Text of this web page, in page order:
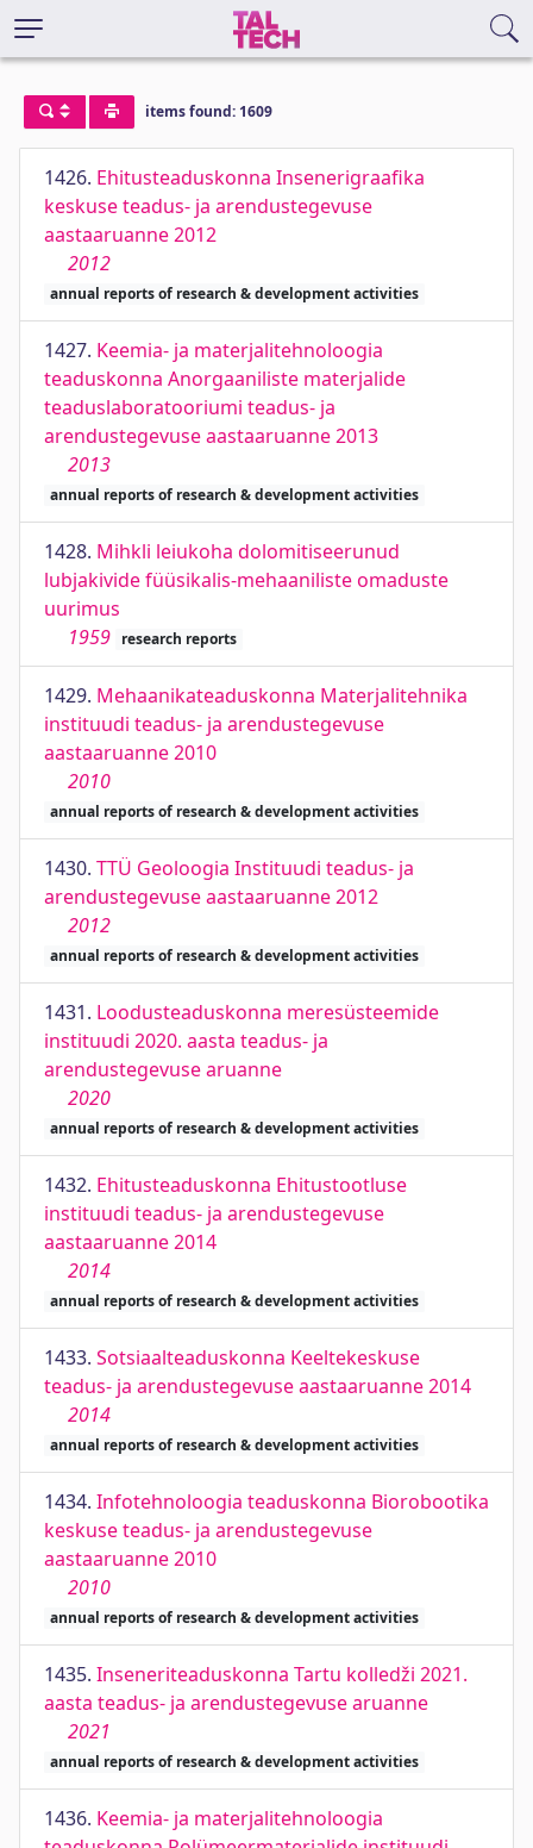
items found: 1609
1426. Ehitusteaduskonna Insenerigraafika
keskuse teadus- ja arendustegevuse
aastaaruanne 2012
2012
annual reports of research & development activities
1427. Keemia- ja materjalitehnoloogia
teaduskonna Anorgaaniliste materjalide
teaduslaboratooriumi teadus- ja
arendustegevuse aastaaruanne 2013
2013
annual reports of research & development activities
1428. Mihkli leiukoha dolomitiseerunud
lubjakivide füüsikalis-mehaaniliste omaduste
uurimus
1959 research reports
1429. Mehaanikateaduskonna Materjalitehnika
instituudi teadus- ja arendustegevuse
aastaaruanne 2010
2010
annual reports of research & development activities
1430. TTÜ Geoloogia Instituudi teadus- ja
arendustegevuse aastaaruanne 2012
2012
annual reports of research & development activities
1431. Loodusteaduskonna meresüsteemide
instituudi 2020. aasta teadus- ja
arendustegevuse aruanne
2020
annual reports of research & development activities
1432. Ehitusteaduskonna Ehitustootluse
instituudi teadus- ja arendustegevuse
aastaaruanne 2014
2014
annual reports of research & development activities
1433. Sotsiaalteaduskonna Keeltekeskuse
teadus- ja arendustegevuse aastaaruanne 2014
2014
annual reports of research & development activities
1434. Infotehnoloogia teaduskonna Biorobootika
keskuse teadus- ja arendustegevuse
aastaaruanne 2010
2010
annual reports of research & development activities
1435. Inseneriteaduskonna Tartu kolledži 2021.
aasta teadus- ja arendustegevuse aruanne
2021
annual reports of research & development activities
1436. Keemia- ja materjalitehnoloogia